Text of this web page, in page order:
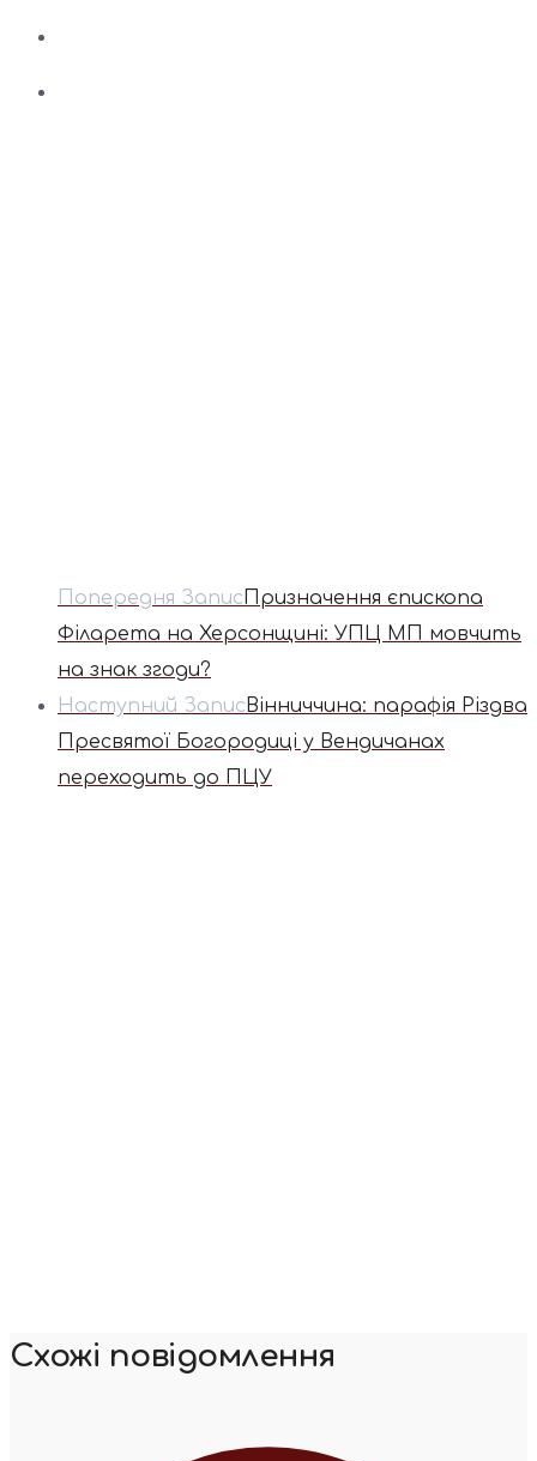
Попередня ЗаписПризначення єпископа
Філарета на Херсонщині: УПЦ МП мовчить
на знак згоди?
Наступний Запис Вінниччина: парафія Різдва
Пресвятої Богородиці у Вендичанах
переходить до ПЦУ
Схожі повідомлення